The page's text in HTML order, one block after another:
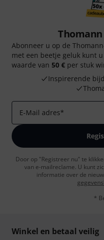
Abonneer u op de
met een beetje geluk kunt
waarde van 50 € per stuk
Inspirerende
E-Mail adres*
Door op "Registreer nu" te
van e-mailreclame. U kunt
informatie over de
*
Winkel en betaal veilig